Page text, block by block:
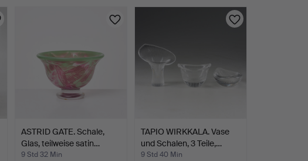
ASTRID GATE. Schale,
Glas, teilweise satin…
9 Std 32 Min
TAPIO WIRKKALA. Vase
und Schalen, 3 Teile,…
9 Std 40 Min